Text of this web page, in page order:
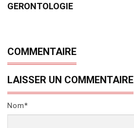
GERONTOLOGIE
COMMENTAIRE
LAISSER UN COMMENTAIRE
Nom*